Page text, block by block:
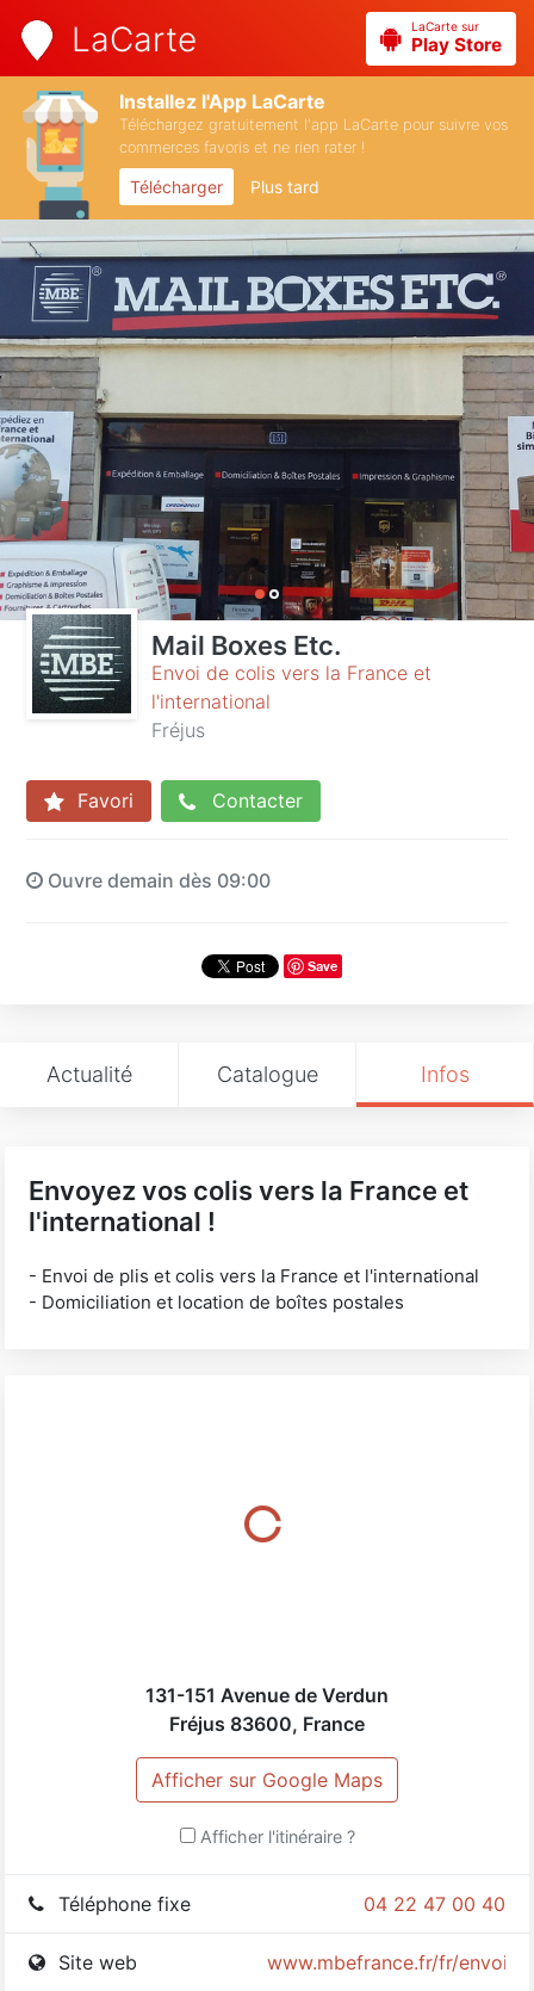
LaCarte LaCarte sur
Play Store
Installez l'App LaCarte
Téléchargez gratuitement l'app LaCarte pour suivre vos
commerces favoris et ne rien rater !
Télécharger Plus tard
Mail Boxes Etc.
Envoi de colis vers la France et
l'international
Fréjus
Favori Contacter
Ouvre demain dès 09:00
Save
Actualité Catalogue Infos
Envoyez vos colis vers la France et
l'international !
- Envoi de plis et colis vers la France et l'international
- Domiciliation et location de boîtes postales
131-151 Avenue de Verdun
Fréjus 83600, France
Afficher sur Google Maps
Afficher l'itinéraire ?
04 22 47 00 40
Téléphone fixe
www.mbefrance.fr/fr/envoi/
Site web